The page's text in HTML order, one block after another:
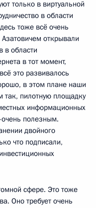
только в виртуальной
в области
тоже всё очень
открывали
в области
в тот момент,
это развивалось
в этом плане наши
так, пилотную площадку
информационных
полезным.
двойного
что подписали,
сфере. Это тоже
Оно требует очень